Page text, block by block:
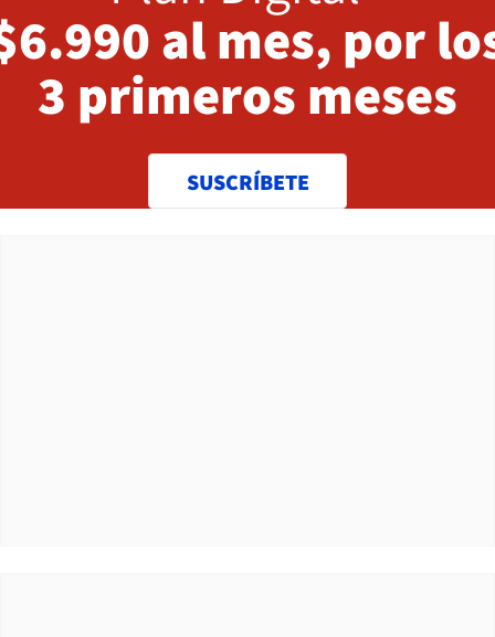
al mes, por
3 primeros meses
SUSCRÍBETE